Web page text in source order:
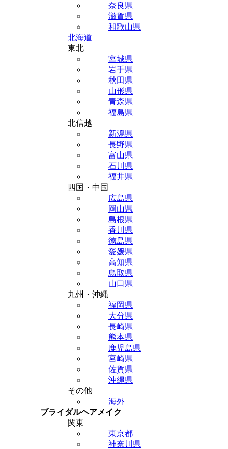
奈良県
滋賀県
和歌山県
北海道
東北
宮城県
岩手県
秋田県
山形県
青森県
福島県
北信越
新潟県
長野県
富山県
石川県
福井県
四国・中国
広島県
岡山県
島根県
香川県
徳島県
愛媛県
高知県
鳥取県
山口県
九州・沖縄
福岡県
大分県
長崎県
熊本県
鹿児島県
宮崎県
佐賀県
沖縄県
その他
海外
ブライダルヘアメイク
関東
東京都
神奈川県